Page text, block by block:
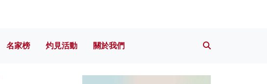
名家榜 灼見活動 關於我們